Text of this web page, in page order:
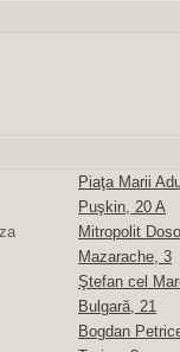
Piaţa Marii
Puşkin, 20 A
Mitropolit
Mazarache, 3
Ştefan cel
Bulgară, 21
Bogdan